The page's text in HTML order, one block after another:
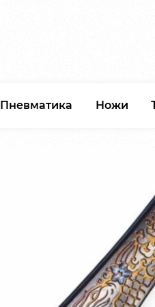
Пневматика Ножи